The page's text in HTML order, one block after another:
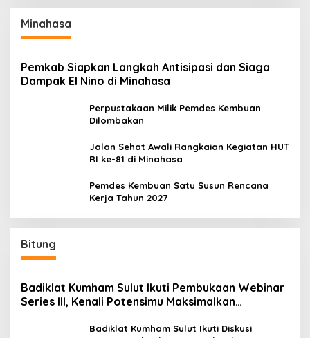
Minahasa
Pemkab Siapkan Langkah Antisipasi dan Siaga
Dampak El Nino di Minahasa
Perpustakaan Milik Pemdes Kembuan
Dilombakan
Jalan Sehat Awali Rangkaian Kegiatan HUT
RI ke-81 di Minahasa
Pemdes Kembuan Satu Susun Rencana
Kerja Tahun 2027
Bitung
Badiklat Kumham Sulut Ikuti Pembukaan Webinar
Series III, Kenali Potensimu Maksimalkan
Badiklat Kumham Sulut Ikuti Diskusi